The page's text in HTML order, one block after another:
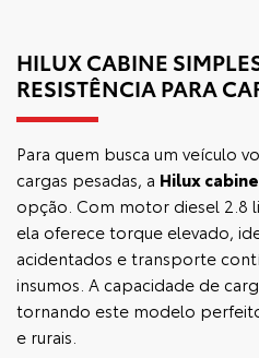
HILUX CABINE
RESISTÊNCIA PARA
Para quem busca um veículo
cargas pesadas, a Hilux
opção. Com motor diesel 2.8
ela oferece torque elevado,
acidentados e transporte
insumos. A capacidade de
tornando este modelo
e rurais.